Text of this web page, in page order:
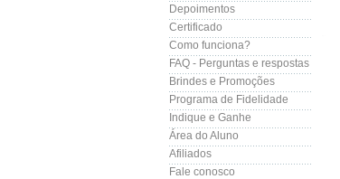
Depoimentos
Certificado
Como funciona?
FAQ - Perguntas e respostas
Brindes e Promoções
Programa de Fidelidade
Indique e Ganhe
Área do Aluno
Afiliados
Fale conosco